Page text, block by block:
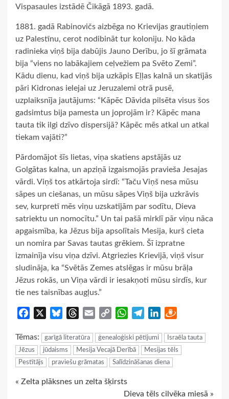
Vispasaules izstādē Čikāgā 1893. gadā.
1881. gadā Rabinovičs aizbēga no Krievijas grautiņiem
uz Palestīnu, cerot nodibināt tur koloniju. No kāda
radinieka viņš bija dabūjis Jauno Derību, jo šī grāmata
bija “viens no labākajiem ceļvežiem pa Svēto Zemi”.
Kādu dienu, kad viņš bija uzkāpis Eļļas kalnā un skatījās
pāri Kidronas ielejai uz Jeruzalemi otrā pusē,
uzplaiksnīja jautājums: “Kāpēc Dāvida pilsēta visus šos
gadsimtus bija pamesta un joprojām ir? Kāpēc mana
tauta tik ilgi dzīvo dispersijā? Kāpēc mēs atkal un atkal
tiekam vajāti?”
Pārdomājot šīs lietas, viņa skatiens apstājās uz
Golgātas kalna, un apziņā izgaismojās pravieša Jesajas
vārdi. Viņš tos atkārtoja sirdī: “Taču Viņš nesa mūsu
sāpes un ciešanas, un mūsu sāpes Viņš bija uzkrāvis
sev, kurpretī mēs viņu uzskatījām par sodītu, Dieva
satriektu un nomocītu.” Un tai pašā mirklī pār viņu nāca
apgaismība, ka Jēzus bija apsolītais Mesija, kurš cieta
un nomira par Savas tautas grēkiem. Šī izpratne
izmainīja visu viņa dzīvi. Atgriezies Krievijā, viņš visur
sludināja, ka “Svētās Zemes atslēgas ir mūsu brāļa
Jēzus rokās, un Viņa vārdi ir iesakņoti mūsu sirdīs, kur
tie nes taisnības augļus.”
Facebook BlueskyThreads
Email
Copy
WhatsApp
TelegramLinkedIn
Tēmas: garīgā literatūra ģenealoģiski pētījumi
Israēla tauta
Jēzus
jūdaisms Mesija Vecajā Derībā
Mesijas tēls
Pestītājs
praviešu grāmatas Salīdzināšanas diena
Continue
« Zelta plāksnes un zelta šķirsts
Dieva tēls cilvēka miesā »